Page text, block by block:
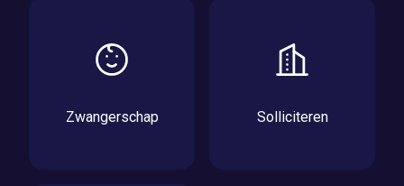
Zwangerschap Solliciteren